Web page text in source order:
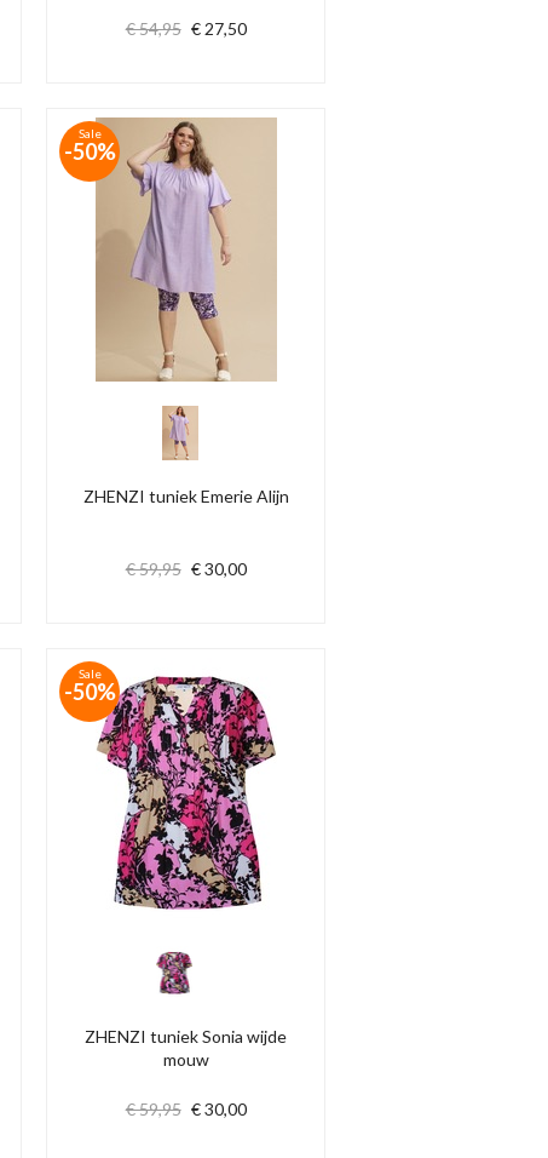
€ 54,95 € 27,50
ZHENZI tuniek Emerie Alijn
€ 59,95 € 30,00
Sale
-50%
ZHENZI tuniek Sonia wijde
mouw
€ 59,95 € 30,00
Sale
-50%